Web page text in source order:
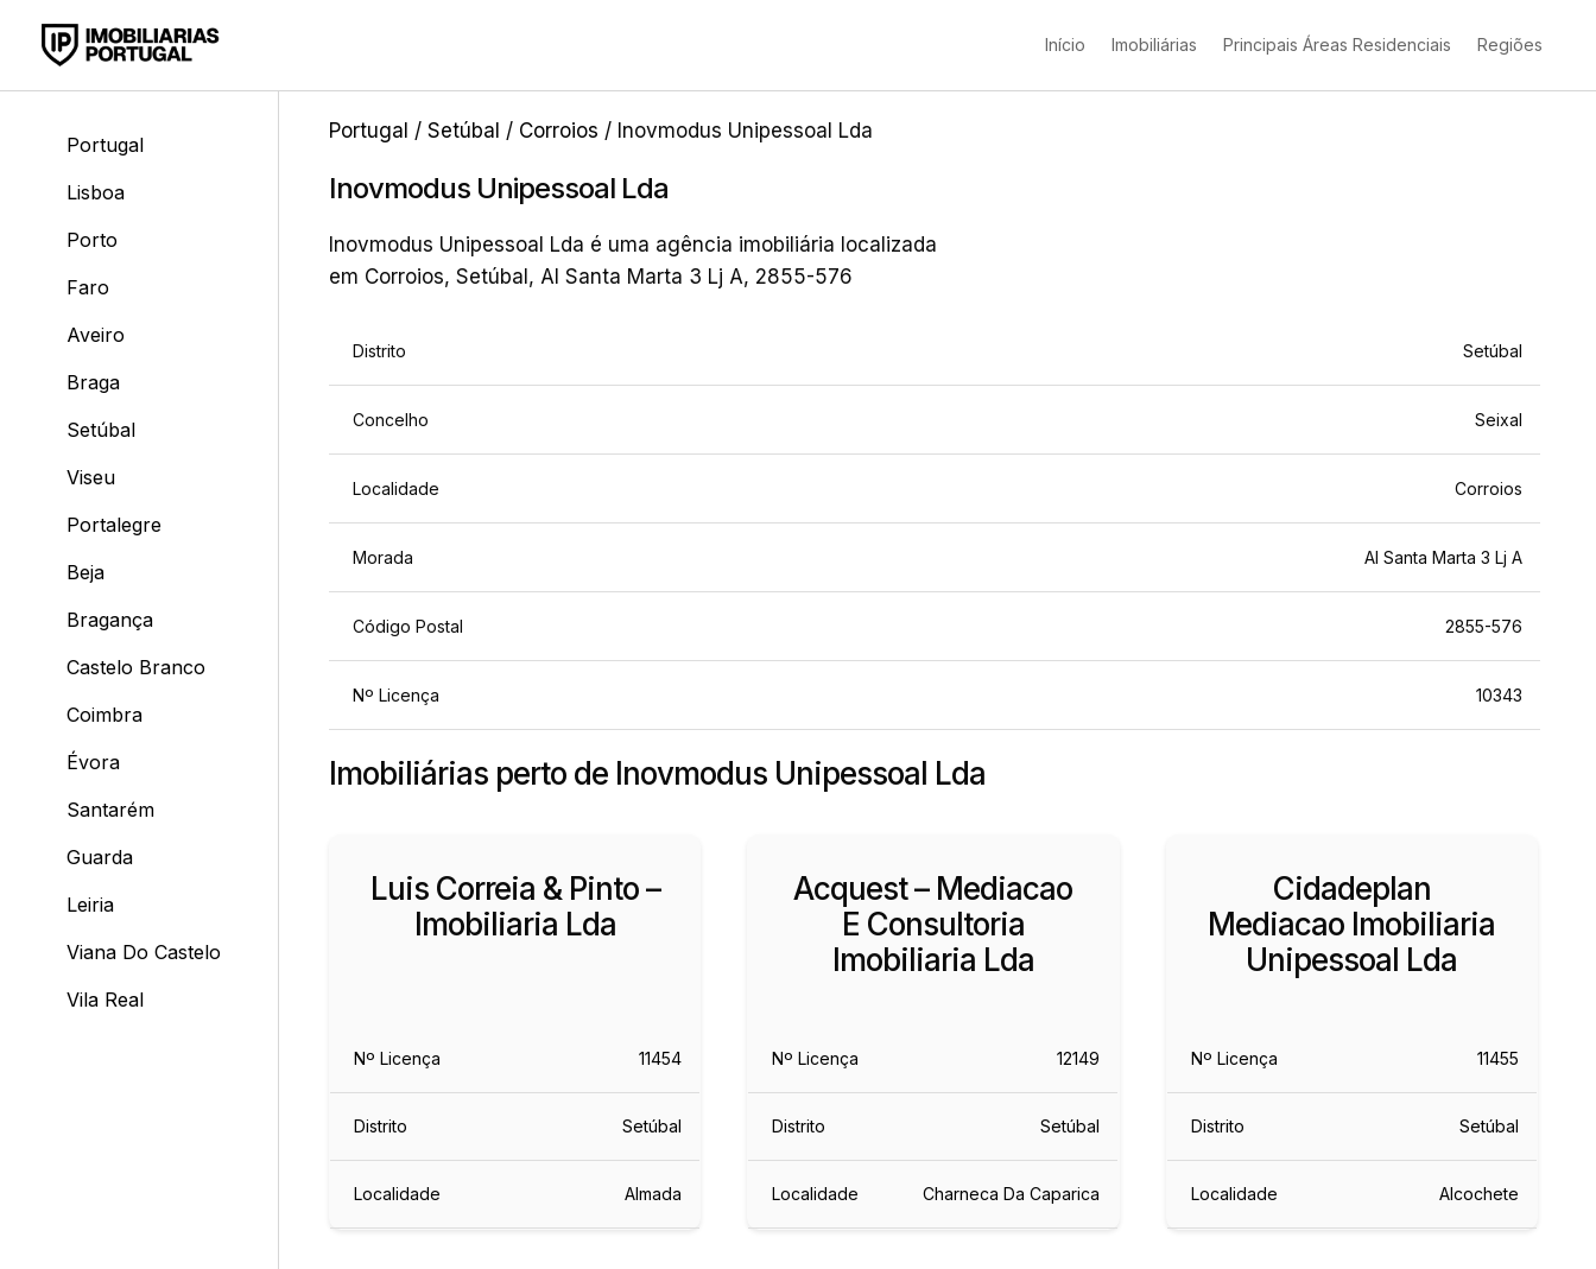
Início Imobiliárias Principais Áreas Residenciais Regiões
Portugal
Lisboa
Porto
Faro
Aveiro
Braga
Setúbal
Viseu
Portalegre
Beja
Bragança
Castelo Branco
Coimbra
Évora
Santarém
Guarda
Leiria
Viana Do Castelo
Vila Real
Portugal / Setúbal / Corroios / Inovmodus Unipessoal Lda
Inovmodus Unipessoal Lda
Inovmodus Unipessoal Lda é uma agência imobiliária localizada
em Corroios, Setúbal, Al Santa Marta 3 Lj A, 2855-576
Distrito Setúbal
Concelho Seixal
Localidade Corroios
Morada Al Santa Marta 3 Lj A
Código Postal 2855-576
Nº Licença 10343
Imobiliárias perto de Inovmodus Unipessoal Lda
Luis Correia & Pinto –
Imobiliaria Lda
Nº Licença 11454
Distrito Setúbal
Localidade Almada
Acquest – Mediacao
E Consultoria
Imobiliaria Lda
Nº Licença 12149
Distrito Setúbal
Localidade Charneca Da Caparica
Cidadeplan
Mediacao Imobiliaria
Unipessoal Lda
Nº Licença 11455
Distrito Setúbal
Localidade Alcochete